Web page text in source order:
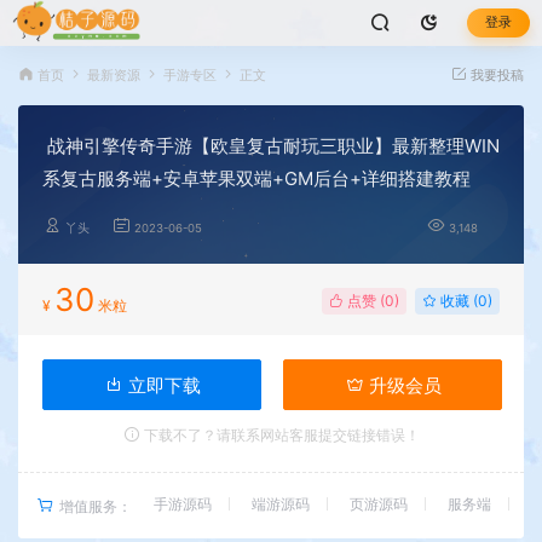
登录
首页 最新资源 手游专区 正文 我要投稿
战神引擎传奇手游【欧皇复古耐玩三职业】最新整理WIN
系复古服务端+安卓苹果双端+GM后台+详细搭建教程
丫头 2023-06-05 3,148
¥ 30 米粒 点赞 (0) 收藏 (0)
立即下载 升级会员
下载不了？请联系网站客服提交链接错误！
增值服务： 手游源码 端游源码 页游源码 服务端